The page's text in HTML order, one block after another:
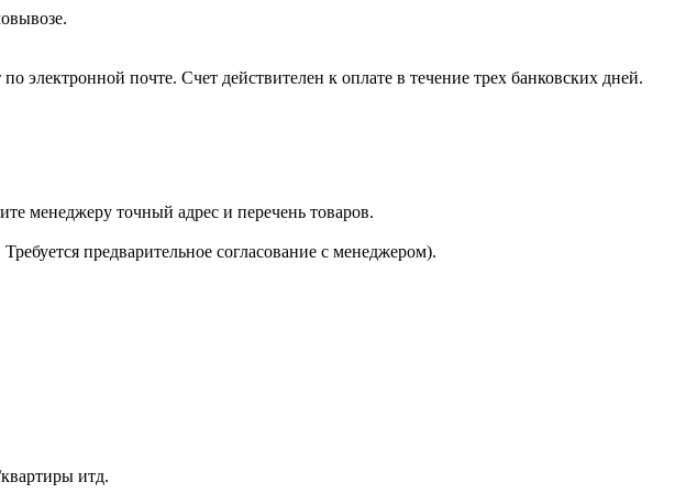
почте. Счет действителен к оплате в течение трех банковских дней.
менеджеру точный адрес и перечень товаров.
предварительное согласование с менеджером).
итд.